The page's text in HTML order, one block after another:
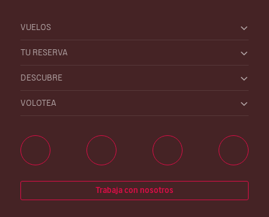
VUELOS
TU RESERVA
DESCUBRE
VOLOTEA
Trabaja con nosotros